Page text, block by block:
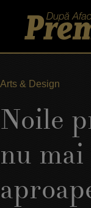
Arts & Design
Noile
nu